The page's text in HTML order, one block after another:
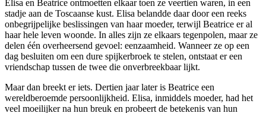
Elisa en Beatrice ontmoetten elkaar toen ze veertien waren, in een
stadje aan de Toscaanse kust. Elisa belandde daar door een reeks
onbegrijpelijke beslissingen van haar moeder, terwijl Beatrice er al
haar hele leven woonde. In alles zijn ze elkaars tegenpolen, maar ze
delen één overheersend gevoel: eenzaamheid. Wanneer ze op een
dag besluiten om een dure spijkerbroek te stelen, ontstaat er een
vriendschap tussen de twee die onverbreekbaar lijkt.
Maar dan breekt er iets. Dertien jaar later is Beatrice een
wereldberoemde persoonlijkheid. Elisa, inmiddels moeder, had het
veel moeilijker na hun breuk en probeert de betekenis van hun